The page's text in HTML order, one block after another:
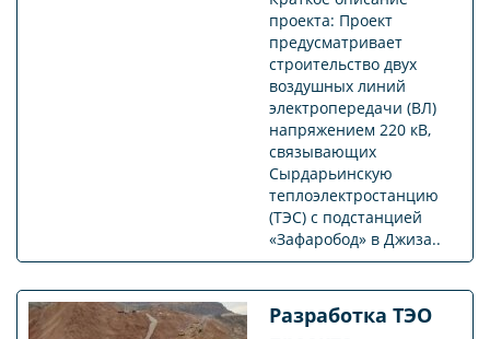
проекта: Проект
предусматривает
строительство двух
воздушных линий
электропередачи (ВЛ)
напряжением 220 кВ,
связывающих
Сырдарьинскую
теплоэлектростанцию
(ТЭС) с подстанцией
«Зафаробод» в Джиза..
Разработка ТЭО